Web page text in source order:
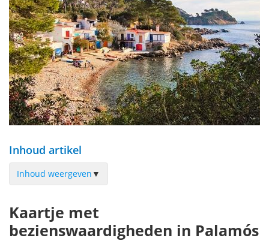
Inhoud artikel
Inhoud weergeven ▼
De vissershaven & Museu de la Pesca
Oude stad en wijk Pedró
Kaartje met
bezienswaardigheden in Palamós